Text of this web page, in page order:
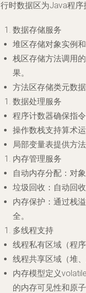
时数据区为Java程序
数据存储服务
堆区存储对象实例
栈区存储方法调用
果。
方法区存储类元数
数据处理服务
程序计数器确保指令
操作数栈支持算术
局部变量表提供方
内存管理服务
自动内存分配：对
垃圾回收：自动回
内存保护：通过栈
全。
多线程支持
线程私有区域（程
线程共享区域（堆
内存模型定义
的内存可见性和原子